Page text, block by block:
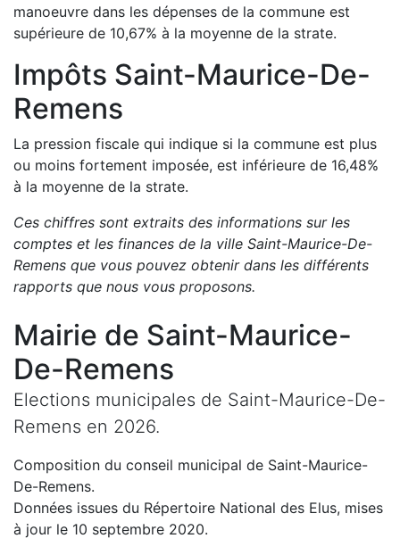
manoeuvre dans les dépenses de la commune est
supérieure de 10,67% à la moyenne de la strate.
Impôts Saint-Maurice-De-
Remens
La pression fiscale qui indique si la commune est plus
ou moins fortement imposée, est inférieure de 16,48%
à la moyenne de la strate.
Ces chiffres sont extraits des informations sur les
comptes et les finances de la ville Saint-Maurice-De-
Remens que vous pouvez obtenir dans les différents
rapports que nous vous proposons.
Mairie de Saint-Maurice-
De-Remens
Elections municipales de Saint-Maurice-De-
Remens en 2026.
Composition du conseil municipal de Saint-Maurice-
De-Remens.
Données issues du Répertoire National des Elus, mises
à jour le 10 septembre 2020.